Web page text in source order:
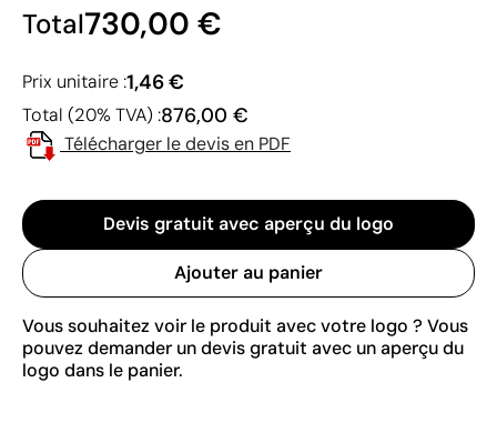
Total730,00 €
Prix unitaire :1,46 €
Total (20% TVA) :876,00 €
Télécharger le devis en PDF
Devis gratuit avec aperçu du logo
Ajouter au panier
Vous souhaitez voir le produit avec votre logo ? Vous
pouvez demander un devis gratuit avec un aperçu du
logo dans le panier.